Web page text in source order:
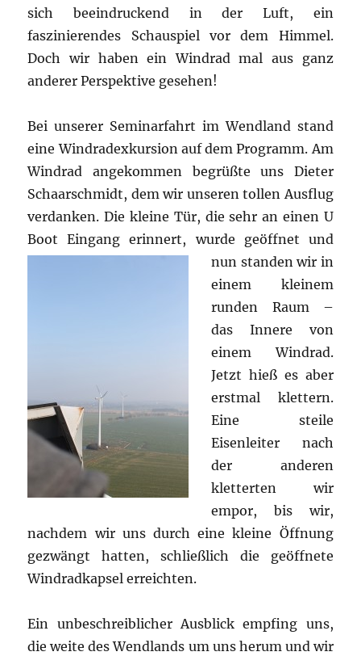
sich beeindruckend in der Luft, ein
faszinierendes Schauspiel vor dem Himmel.
Doch wir haben ein Windrad mal aus ganz
anderer Perspektive gesehen!
Bei unserer Seminarfahrt im Wendland stand
eine Windradexkursion auf dem Programm. Am
Windrad angekommen begrüßte uns Dieter
Schaarschmidt, dem wir unseren tollen Ausflug
verdanken. Die kleine Tür, die sehr an einen U
Boot Eingang erinnert, wurde geöffnet und
nun standen wir in
einem kleinem
runden Raum –
das Innere von
einem Windrad.
Jetzt hieß es aber
erstmal klettern.
Eine steile
Eisenleiter nach
der anderen
kletterten wir
empor, bis wir,
nachdem wir uns durch eine kleine Öffnung
gezwängt hatten, schließlich die geöffnete
Windradkapsel erreichten.
Ein unbeschreiblicher Ausblick empfing uns,
die weite des Wendlands um uns herum und wir